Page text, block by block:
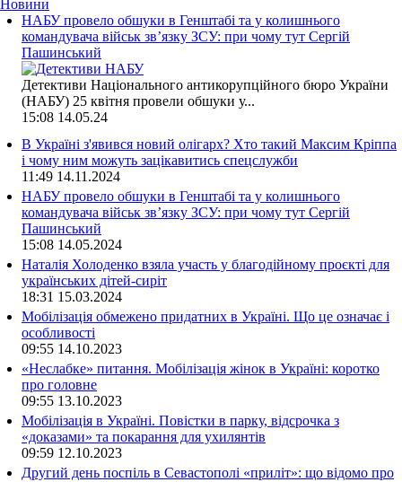
Новини
НАБУ провело обшуки в Генштабі та у колишнього
командувача військ зв’язку ЗСУ: при чому тут Сергій
Пашинський
Детективи Національного антикорупційного бюро України
(НАБУ) 25 квітня провели обшуки у...
15:08 14.05.24
В Україні з'явився новий олігарх? Хто такий Максим Кріппа
і чому ним можуть зацікавитись спецслужби
11:49 14.11.2024
НАБУ провело обшуки в Генштабі та у колишнього
командувача військ зв’язку ЗСУ: при чому тут Сергій
Пашинський
15:08 14.05.2024
Наталія Холоденко взяла участь у благодійному проєкті для
українських дітей-сиріт
18:31 15.03.2024
Мобілізація обмежено придатних в Україні. Що це означає і
особливості
09:55 14.10.2023
«Неслабке» питання. Мобілізація жінок в Україні: коротко
про головне
09:55 13.10.2023
Мобілізація в Україні. Повістки в парку, відсрочка з
«доказами» та покарання для ухилянтів
09:59 12.10.2023
Другий день поспіль в Севастополі «приліт»: що відомо про